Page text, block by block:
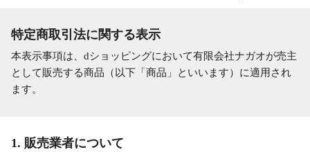
特定商取引法に関する表示
本表示事項は、dショッピングにおいて有限会社ナガオが売主
として販売する商品（以下「商品」といいます）に適用され
ます。
1. 販売業者について